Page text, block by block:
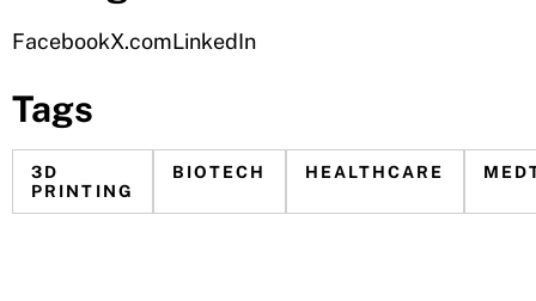
FacebookX.comLinkedIn
Tags
3D
PRINTING
BIOTECH HEALTHCARE